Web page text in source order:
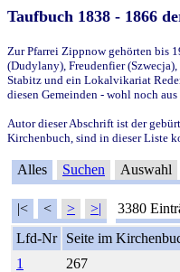
Taufbuch 1838 - 1866
Zur Pfarrei Zippnow gehörten bis
(Dudylany), Freudenfier
Stabitz und ein Lokalvikariat
diesen Gemeinden - wohl noch
Autor dieser Abschrift ist der
Kirchenbuch, sind in dieser Liste
Alles Suchen Auswahl
|< < > >| 3380
Lfd-Nr
Seite im
1
267